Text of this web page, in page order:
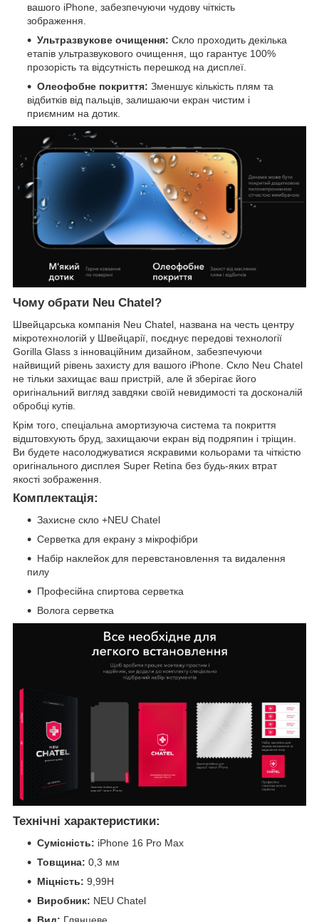
вашого iPhone, забезпечуючи чудову чіткість
зображення.
Ультразвукове очищення: Скло проходить декілька
етапів ультразвукового очищення, що гарантує 100%
прозорість та відсутність перешкод на дисплеї.
Олеофобне покриття: Зменшує кількість плям та
відбитків від пальців, залишаючи екран чистим і
приємним на дотик.
Чому обрати Neu Chatel?
Швейцарська компанія Neu Chatel, названа на честь центру
мікротехнологій у Швейцарії, поєднує передові технології
Gorilla Glass з інноваційним дизайном, забезпечуючи
найвищий рівень захисту для вашого iPhone. Скло Neu Chatel
не тільки захищає ваш пристрій, але й зберігає його
оригінальний вигляд завдяки своїй невидимості та досконалій
обробці кутів.
Крім того, спеціальна амортизуюча система та покриття
відштовхують бруд, захищаючи екран від подряпин і тріщин.
Ви будете насолоджуватися яскравими кольорами та чіткістю
оригінального дисплея Super Retina без будь-яких втрат
якості зображення.
Комплектація:
Захисне скло +NEU Chatel
Серветка для екрану з мікрофібри
Набір наклейок для перевстановлення та видалення
пилу
Професійна спиртова серветка
Волога серветка
Технічні характеристики:
Сумісність: iPhone 16 Pro Max
Товщина: 0,3 мм
Міцність: 9,99H
Виробник: NEU Chatel